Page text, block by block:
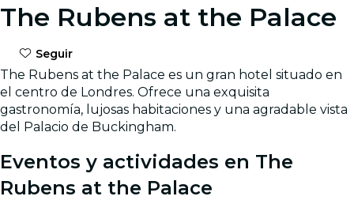
The Rubens at the Palace
Seguir
The Rubens at the Palace es un gran hotel situado en
el centro de Londres. Ofrece una exquisita
gastronomía, lujosas habitaciones y una agradable vista
del Palacio de Buckingham.
Eventos y actividades en The
Rubens at the Palace